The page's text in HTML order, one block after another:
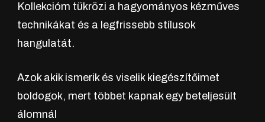
Kollekcióm tükrözi a hagyományos kézműves
technikákat és a legfrissebb stílusok
hangulatát.
Azok akik ismerik és viselik kiegészítőimet
boldogok, mert többet kapnak egy beteljesült
álomnál